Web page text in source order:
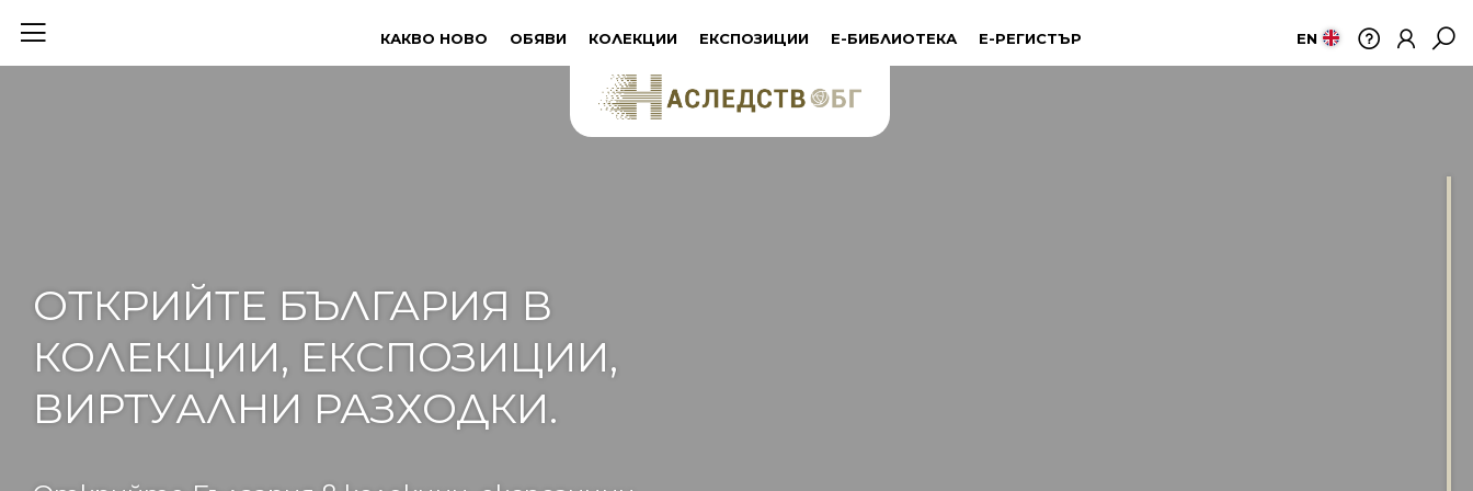
КАКВО НОВО ОБЯВИ КОЛЕКЦИИ ЕКСПОЗИЦИИ Е-БИБЛИОТЕКА Е-РЕГИСТЪР EN
ОТКРИЙТЕ БЪЛГАРИЯ В
КОЛЕКЦИИ, ЕКСПОЗИЦИИ,
ВИРТУАЛНИ РАЗХОДКИ.